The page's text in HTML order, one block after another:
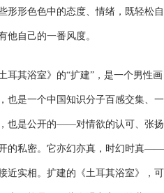
形形色色中的态度、情绪，既轻松自
他自己的一番风度。
耳其浴室》的“扩建”，是一个男性画
也是一个中国知识分子百感交集、一
也是公开的——对情欲的认可、张扬
的私密。它亦幻亦真，时幻时真——
近实相。扩建的《土耳其浴室》，可